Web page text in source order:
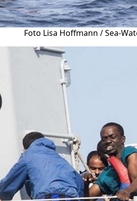
Foto Lisa Hoffmann / Sea-